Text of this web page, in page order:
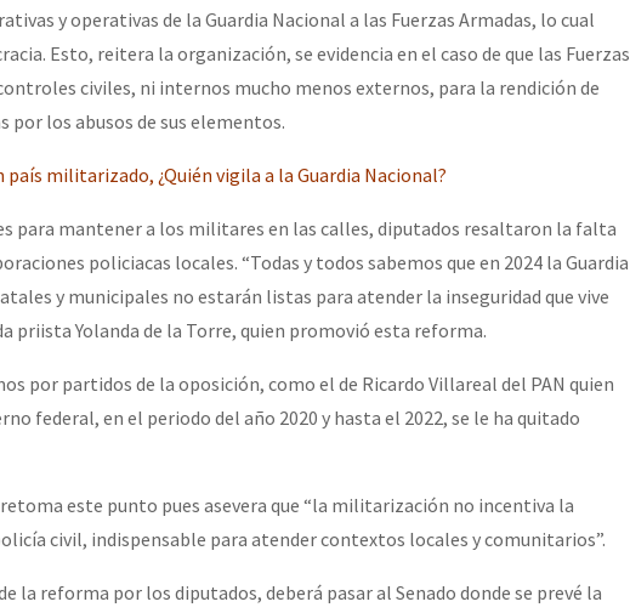
y operativas de la Guardia Nacional a las Fuerzas Armadas, lo cual
Esto, reitera la organización, se evidencia en el caso de que las Fuerzas
civiles, ni internos mucho menos externos, para la rendición de
por los abusos de sus elementos.
país militarizado, ¿Quién vigila a la Guardia Nacional?
para mantener a los militares en las calles, diputados resaltaron la falta
policiacas locales. “Todas y todos sabemos que en 2024 la Guardia
y municipales no estarán listas para atender la inseguridad que vive
priista Yolanda de la Torre, quien promovió esta reforma.
por partidos de la oposición, como el de Ricardo Villareal del PAN quien
federal, en el periodo del año 2020 y hasta el 2022, se le ha quitado
este punto pues asevera que “la militarización no incentiva la
civil, indispensable para atender contextos locales y comunitarios”.
la reforma por los diputados, deberá pasar al Senado donde se prevé la